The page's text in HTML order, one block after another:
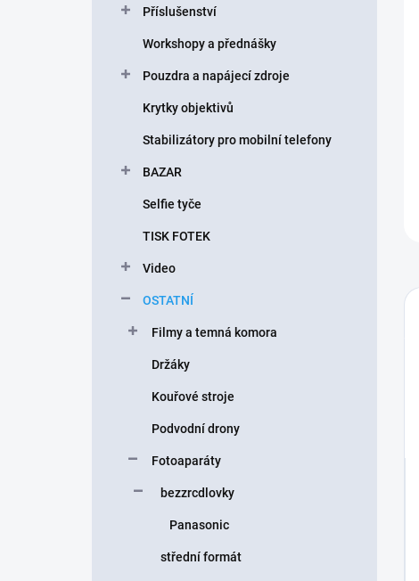
Příslušenství
Workshopy a přednášky
Pouzdra a napájecí zdroje
Krytky objektivů
Stabilizátory pro mobilní telefony
BAZAR
Selfie tyče
TISK FOTEK
Video
OSTATNÍ
Filmy a temná komora
Držáky
Kouřové stroje
Podvodní drony
Fotoaparáty
bezzrcdlovky
Panasonic
střední formát